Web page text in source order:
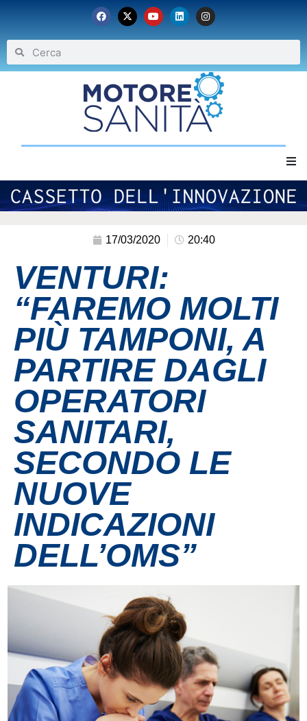
Home
Eventi
Archivio
Contatti
Grandi eventi
Ospedale Virtuale
MotoRare
17/03/2020 20:40
VENTURI:
“FAREMO MOLTI
PIÙ TAMPONI, A
PARTIRE DAGLI
OPERATORI
SANITARI,
SECONDO LE
NUOVE
INDICAZIONI
DELL’OMS”